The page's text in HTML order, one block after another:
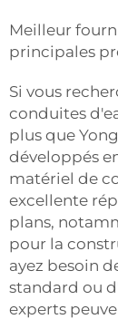
Meilleur
principales
Si vous
conduites
plus que
développés
matériel de
excellente
plans,
pour la
ayez besoin
standard ou
experts